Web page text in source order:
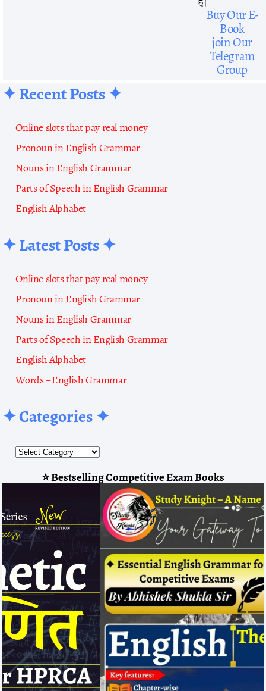
Buy Our E-
Book
join Our
Telegram
Group
✦ Recent Posts ✦
Online slots that pay real money
Pronoun in English Grammar
Nouns in English Grammar
Parts of Speech in English Grammar
English Alphabet
✦ Latest Posts ✦
Online slots that pay real money
Pronoun in English Grammar
Nouns in English Grammar
Parts of Speech in English Grammar
English Alphabet
Words – English Grammar
✦ Categories ✦
⭐ Bestselling Competitive Exam Books